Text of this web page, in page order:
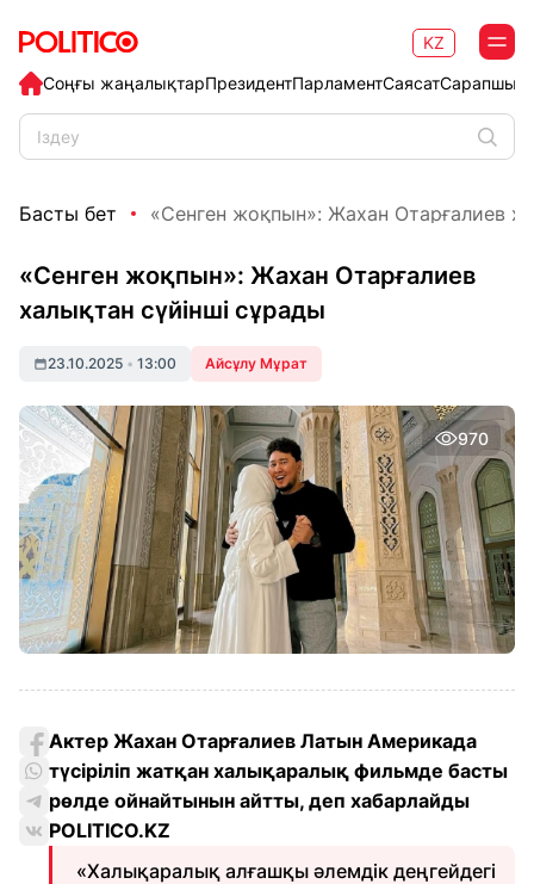
Соңғы жаңалықтарПрезидентПарламентСаясат
KZ
Басты бет «Сенген жоқпын»: Жахан Отарғалиев
«Сенген жоқпын»: Жахан Отарғалиев
халықтан сүйінші сұрады
23.10.2025 • 13:00 Айсұлу Мұрат
970
Актер Жахан Отарғалиев Латын Америкада
түсіріліп жатқан халықаралық фильмде басты
рөлде ойнайтынын айтты, деп хабарлайды
POLITICO.KZ
«Халықаралық алғашқы әлемдік деңгейдегі